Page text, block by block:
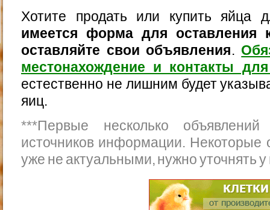
Хотите продать или купить яйца
имеется форма для оставления
оставляйте свои объявления.
местонахождение и контакты
естественно не лишним будет
яиц.
***Первые несколько
источников информации. Некоторые
уже не актуальными, нужно уточнять